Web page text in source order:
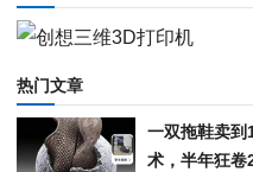
热门文章
一双拖鞋卖到
术，半年狂卷